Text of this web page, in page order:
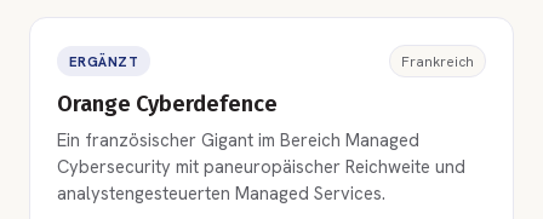
ERGÄNZT Frankreich
Orange Cyberdefence
Ein französischer Gigant im Bereich Managed
Cybersecurity mit paneuropäischer Reichweite und
analystengesteuerten Managed Services.